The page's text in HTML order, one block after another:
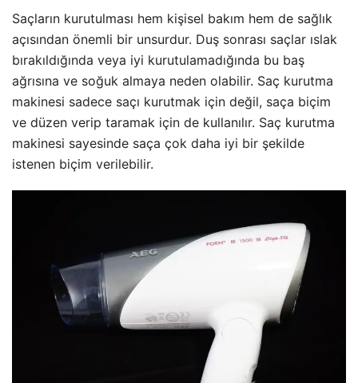
Saçların kurutulması hem kişisel bakım hem de sağlık
açısından önemli bir unsurdur. Duş sonrası saçlar ıslak
bırakıldığında veya iyi kurutulamadığında bu baş
ağrısına ve soğuk almaya neden olabilir. Saç kurutma
makinesi sadece saçı kurutmak için değil, saça biçim
ve düzen verip taramak için de kullanılır. Saç kurutma
makinesi sayesinde saça çok daha iyi bir şekilde
istenen biçim verilebilir.